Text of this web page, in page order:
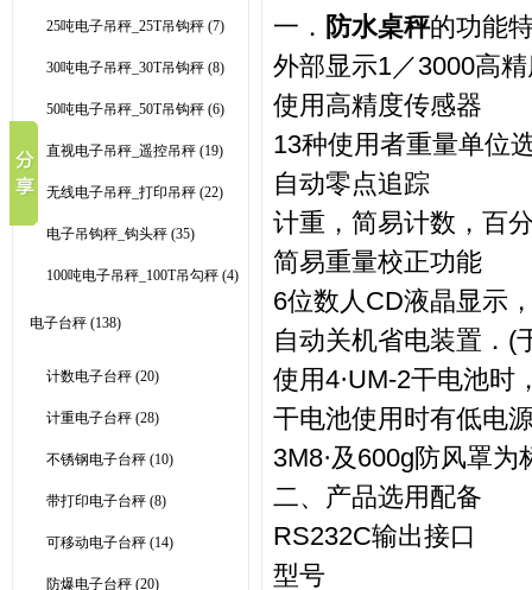
25吨电子吊秤_25T吊钩秤 (7)
30吨电子吊秤_30T吊钩秤 (8)
50吨电子吊秤_50T吊钩秤 (6)
直视电子吊秤_遥控吊秤 (19)
无线电子吊秤_打印吊秤 (22)
电子吊钩秤_钩头秤 (35)
100吨电子吊秤_100T吊勾秤 (4)
电子台秤 (138)
计数电子台秤 (20)
计重电子台秤 (28)
不锈钢电子台秤 (10)
带打印电子台秤 (8)
可移动电子台秤 (14)
防爆电子台秤 (20)
一． 防水桌秤的功能
外部显示1／3000高
使用高精度传感器
13种使用者重量单位
自动零点追踪
计重，简易计数，百
简易重量校正功能
6位数人CD液晶显示
自动关机省电装置． (
使用4·UM-2干电池时
干电池使用时有低电
3M8·及 600g防风罩为
二、产品选用配备
RS232C输出接口
型号